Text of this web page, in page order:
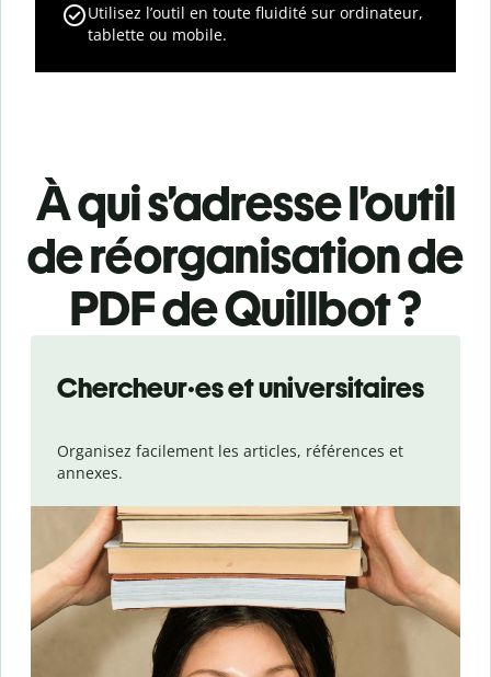
Utilisez l’outil en toute fluidité sur ordinateur,
tablette ou mobile.
À qui s’adresse l’outil
de réorganisation de
PDF de Quillbot ?
Chercheur·es et universitaires
Organisez facilement les articles, références et
annexes.